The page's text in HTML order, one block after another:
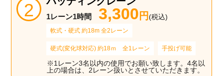
1レーン1時間 3,300 円(税込)
軟式・硬式 約18m 全2レーン
硬式(変化球対応) 約18ｍ 全1レーン 手投げ可能
※1レーン3名以内の使用でお願い致します。4名以
上の場合は、2レーン扱いとさせていただきます。